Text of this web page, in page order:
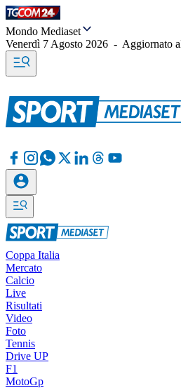
Mondo Mediaset
Venerdì 7 Agosto 2026 - Aggiornato
Coppa Italia
Mercato
Calcio
Live
Risultati
Video
Foto
Tennis
Drive UP
F1
MotoGp